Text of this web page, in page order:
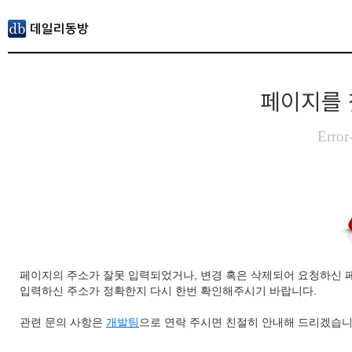
페이지를
페이지의 주소가 잘못 입력되었거나, 변경 혹은 삭제되어 요청하신
입력하신 주소가 정확한지 다시 한번 확인해주시기 바랍니다.
관련 문의 사항은 개발팀 으로 연락 주시면 친절히 안내해 드리겠습